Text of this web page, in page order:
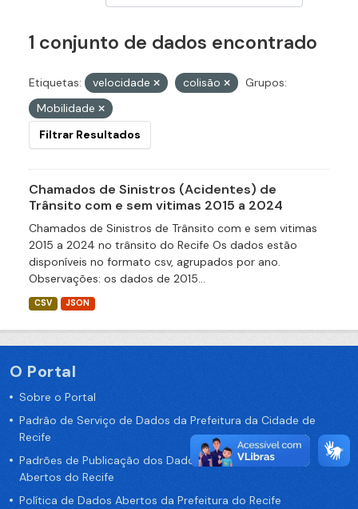
1 conjunto de dados encontrado
Etiquetas: velocidade colisão
Grupos:
Mobilidade
Filtrar Resultados
Chamados de Sinistros (Acidentes) de
Trânsito com e sem vitimas 2015 a 2024
Chamados de Sinistros de Trânsito com e sem vitimas
2015 a 2024 no trânsito do Recife Os dados estão
disponíveis no formato csv, agrupados por ano.
Observações: os dados de 2015...
CSV JSON
O Portal
Sobre o Portal
Padrão de Serviço de Dados da Prefeitura da Cidade de
Recife
Padrões de Publicação dos Dados no Portal de Dados
Abertos do Recife
Política de Dados Abertos da Prefeitura do Recife